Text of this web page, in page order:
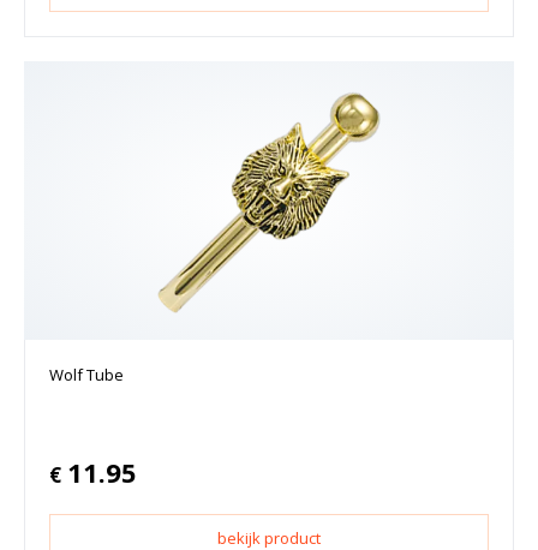
Wolf Tube
€ 11.95
bekijk product